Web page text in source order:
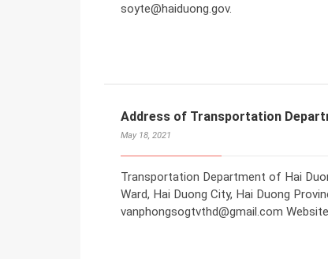
soyte@haiduong.gov.
Address of Transportation
May 18, 2021
Transportation Department of Hai
Ward, Hai Duong City, Hai Duong
vanphongsogtvthd@gmail.com